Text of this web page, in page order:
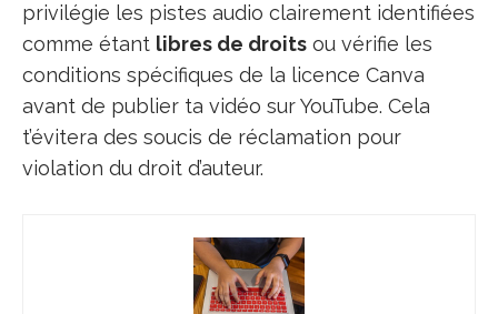
privilégie les pistes audio clairement identifiées
comme étant libres de droits ou vérifie les
conditions spécifiques de la licence Canva
avant de publier ta vidéo sur YouTube. Cela
t’évitera des soucis de réclamation pour
violation du droit d’auteur.